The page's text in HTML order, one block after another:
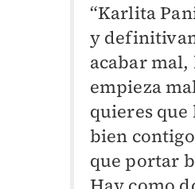
“Karlita
y
acabar
empieza
quieres que
bien
que portar